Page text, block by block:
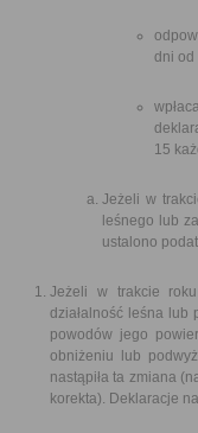
dni od
15
Jeżeli w
leśnego lub
ustalono
Jeżeli w trakcie
działalność leśna lub
powodów jego
obniżeniu lub
nastąpiła ta zmiana
korekta). Deklaracje